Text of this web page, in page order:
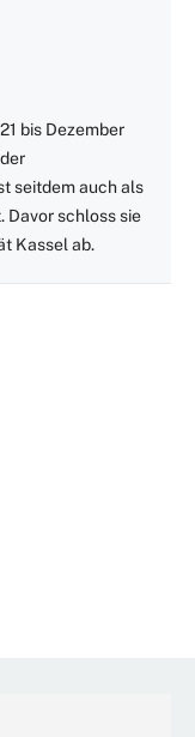
bis Dezember
seitdem auch als
schloss sie
Kassel ab.